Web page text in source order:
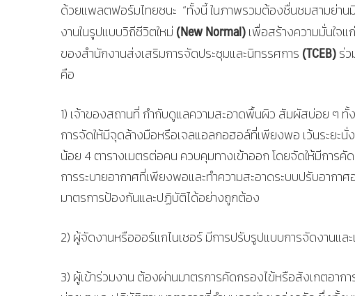
ด้วยแพลตฟอร์มไทยชนะ ​“ทั้งนี้ ในภาพรวมต้องชื่นชมสามย่า
งานในรูปแบบวิถีชีวิตใหม่ (New Normal)เพื่อสร้างความมั่นใจแ
ของสำนักงานส่งเสริมการจัดประชุมและนิทรรศการ (TCEB)ร่
คือ
1) เจ้าของสถานที่ กำกับดูแลความสะอาดพื้นผิว สัมผัสบ่อย ๆ
การจัดให้มีจุดล้างมือหรือเจลแอลกอฮอล์ที่เพียงพอ เว้นระยะ
น้อย 4 ตารางเมตรต่อคน ควบคุมทางเข้าออก โดยจัดให้มีการ
การระบายอากาศที่เพียงพอและทำความสะอาดระบบปรับอาก
มาตรการป้องกันและปฏิบัติได้อย่างถูกต้อง
2) ผู้จัดงานหรือออร์แกไนเซอร์ มีการปรับรูปแบบการจัดงานแ
3) ผู้เข้าร่วมงาน ต้องผ่านมาตรการคัดกรองไข้หรือสังเกตอา